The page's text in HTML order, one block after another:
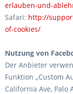
erlauben-und-
Safari: http://
of-cookies/
Nutzung von
Der Anbieter
Funktion „Custom
California Ave, Palo